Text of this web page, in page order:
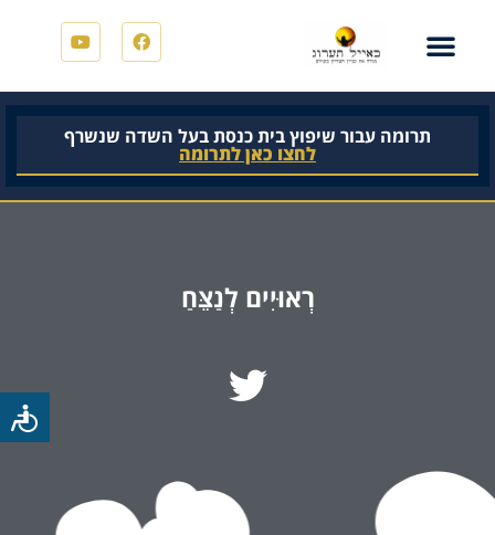
תרומה עבור שיפוץ בית כנסת בעל השדה שנשרף
לחצו כאן לתרומה
רְאוּיִים לְנַצֵּחַ